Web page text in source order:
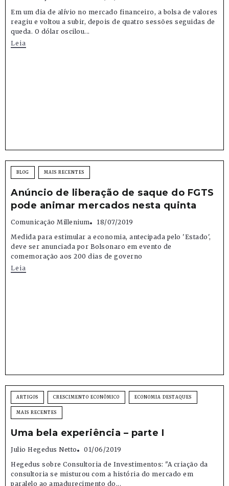
Em um dia de alívio no mercado financeiro, a bolsa de valores
reagiu e voltou a subir, depois de quatro sessões seguidas de
queda. O dólar oscilou...
Leia
BLOG MAIS RECENTES
Anúncio de liberação de saque do FGTS
pode animar mercados nesta quinta
Comunicação Millenium
18/07/2019
Medida para estimular a economia, antecipada pelo 'Estado',
deve ser anunciada por Bolsonaro em evento de
comemoração aos 200 dias de governo
Leia
ARTIGOS CRESCIMENTO ECONÔMICO ECONOMIA DESTAQUES
MAIS RECENTES
Uma bela experiência – parte I
Julio Hegedus Netto
01/06/2019
Hegedus sobre Consultoria de Investimentos: "A criação da
consultoria se misturou com a história do mercado em
paralelo ao amadurecimento do...